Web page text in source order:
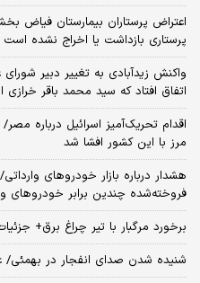
اعتراض پرستاران بیمارستان فیاض
پرستاری بازداشت یا اخراج نشده است
واکنش زیدآبادی به تغییر دبیر
اتفاق افتاد که سید محمد باقر خرازی
اقدام تحریک‌آمیز اسرائیل درباره
مرز با این کشور افشا شد
هشدار درباره بازار خودروهای
فروخته‌شده چندین برابر خودروهای
برخورد مرگبار با تیر چراغ برق+
شنیده شدن صدای انفجار در